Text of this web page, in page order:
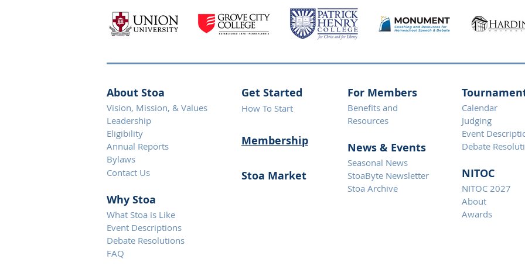
About Stoa
Vision, Mission, & Values
Leadership
Eligibility
Annual Reports
Bylaws
Contact Us
Why Stoa
What Stoa is Like
Event Descriptions
Debate Resolutions
FAQ
Get Started
How To Start
Membership
Stoa Market
For Members
Benefits and
Resources
News & Events
Seasonal News
StoaByte Newsletter
Stoa Archive
Calendar
Judging
Event
Debate
NITOC
NITOC 2027
About
Awards